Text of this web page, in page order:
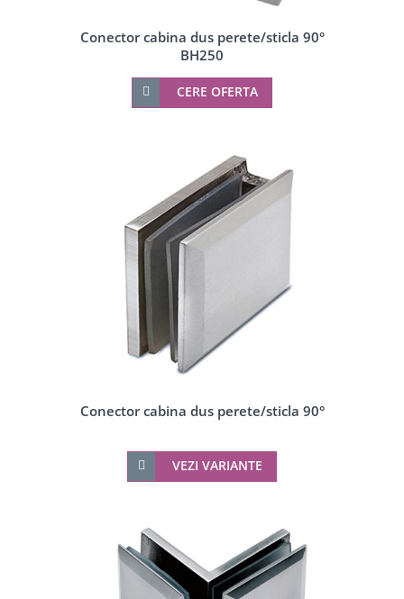
Conector cabina dus perete/sticla 90°
BH250
CERE OFERTA
Conector cabina dus perete/sticla 90°
VEZI VARIANTE